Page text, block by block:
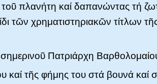
πλανήτη καί δαπανώντας τή
τῶν χρηματιστηριακῶν τίτλων
Πατριάρχη
καί τῆς φήμης του στά βουνά καί